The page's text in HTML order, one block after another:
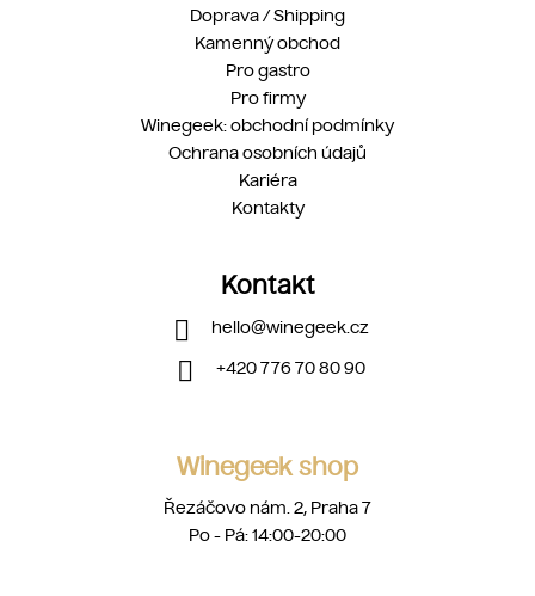
Doprava / Shipping
Kamenný obchod
Pro gastro
Pro firmy
Winegeek: obchodní podmínky
Ochrana osobních údajů
Kariéra
Kontakty
Kontakt
hello@winegeek.cz
+420 776 70 80 90
Winegeek shop
Řezáčovo nám. 2, Praha 7
Po - Pá: 14:00-20:00